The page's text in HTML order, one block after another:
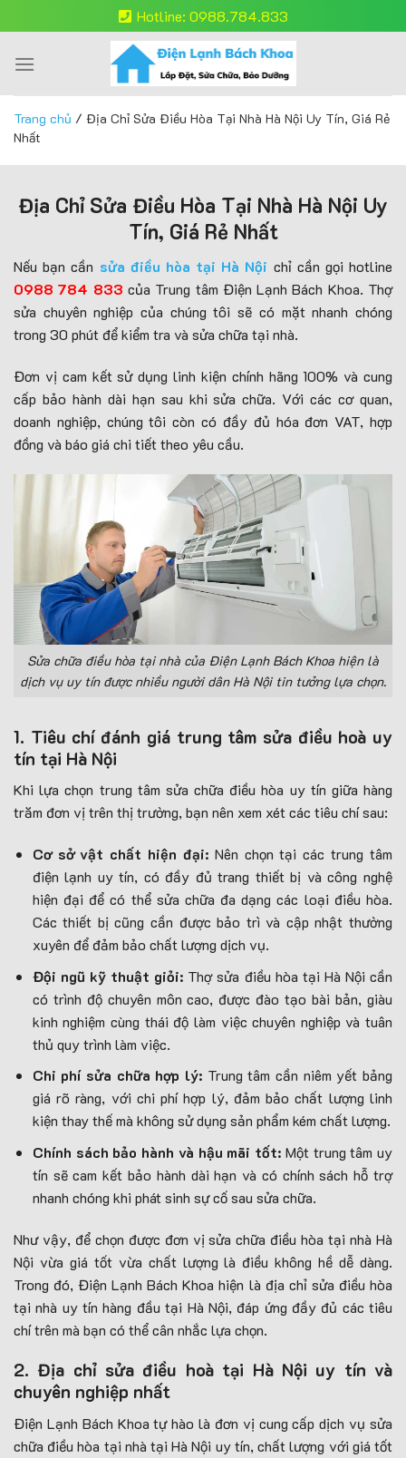
to
content
Hotline: 0988.784.833
Trang chủ / Địa Chỉ Sửa Điều Hòa Tại Nhà Hà Nội Uy Tín, Giá Rẻ
Nhất
Địa Chỉ Sửa Điều Hòa Tại Nhà Hà Nội Uy
Tín, Giá Rẻ Nhất
Nếu bạn cần sửa điều hòa tại Hà Nội chỉ cần gọi hotline
0988 784 833 của Trung tâm Điện Lạnh Bách Khoa. Thợ
sửa chuyên nghiệp của chúng tôi sẽ có mặt nhanh chóng
trong 30 phút để kiểm tra và sửa chữa tại nhà.
Đơn vị cam kết sử dụng linh kiện chính hãng 100% và cung
cấp bảo hành dài hạn sau khi sửa chữa. Với các cơ quan,
doanh nghiệp, chúng tôi còn có đầy đủ hóa đơn VAT, hợp
đồng và báo giá chi tiết theo yêu cầu.
Sửa chữa điều hòa tại nhà của Điện Lạnh Bách Khoa hiện là
dịch vụ uy tín được nhiều người dân Hà Nội tin tưởng lựa chọn.
1. Tiêu chí đánh giá trung tâm sửa điều hoà uy
tín tại Hà Nội
Khi lựa chọn trung tâm sửa chữa điều hòa uy tín giữa hàng
trăm đơn vị trên thị trường, bạn nên xem xét các tiêu chí sau:
Cơ sở vật chất hiện đại:Nên chọn tại các trung tâm
điện lạnh uy tín, có đầy đủ trang thiết bị và công nghệ
hiện đại để có thể sửa chữa đa dạng các loại điều hòa.
Các thiết bị cũng cần được bảo trì và cập nhật thường
xuyên để đảm bảo chất lượng dịch vụ.
Đội ngũ kỹ thuật giỏi: Thợ sửa điều hòa tại Hà Nội cần
có trình độ chuyên môn cao, được đào tạo bài bản, giàu
kinh nghiệm cùng thái độ làm việc chuyên nghiệp và tuân
thủ quy trình làm việc.
Chi phí sửa chữa hợp lý: Trung tâm cần niêm yết bảng
giá rõ ràng, với chi phí hợp lý, đảm bảo chất lượng linh
kiện thay thế mà không sử dụng sản phẩm kém chất lượng.
Chính sách bảo hành và hậu mãi tốt: Một trung tâm uy
tín sẽ cam kết bảo hành dài hạn và có chính sách hỗ trợ
nhanh chóng khi phát sinh sự cố sau sửa chữa.
Như vậy, để chọn được đơn vị sửa chữa điều hòa tại nhà Hà
Nội vừa giá tốt vừa chất lượng là điều không hề dễ dàng.
Trong đó, Điện Lạnh Bách Khoa hiện là địa chỉ sửa điều hòa
tại nhà uy tín hàng đầu tại Hà Nội, đáp ứng đầy đủ các tiêu
chí trên mà bạn có thể cân nhắc lựa chọn.
2. Địa chỉ sửa điều hoà tại Hà Nội uy tín và
chuyên nghiệp nhất
Điện Lạnh Bách Khoa tự hào là đơn vị cung cấp dịch vụ sửa
chữa điều hòa tại nhà tại Hà Nội uy tín, chất lượng với giá tốt